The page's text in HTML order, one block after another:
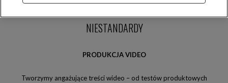
NIESTANDARDY
PRODUKCJA VIDEO
Tworzymy angażujące treści wideo – od testów produktowych